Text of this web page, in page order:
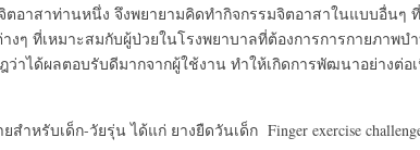
ตอาสาท่านหนึ่ง จึงพยายามคิดทำกิจกรรมจิตอาสาในแบบอื่นๆ
งๆ ที่เหมาะสมกับผู้ป่วยในโรงพยาบาลที่ต้องการการกายภาพ
าได้ผลตอบรับดีมากจากผู้ใช้งาน ทำให้เกิดการพัฒนาอย่างต่อ
สำหรับเด็ก-วัยรุ่น ได้แก่ ยางยืดวันเด็ก Finger exercise